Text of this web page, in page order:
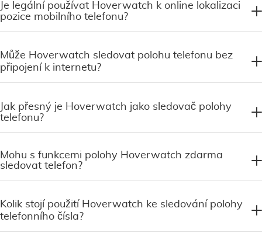
Je legální používat Hoverwatch k online lokalizaci
pozice mobilního telefonu?
Může Hoverwatch sledovat polohu telefonu bez
připojení k internetu?
Jak přesný je Hoverwatch jako sledovač polohy
telefonu?
Mohu s funkcemi polohy Hoverwatch zdarma
sledovat telefon?
Kolik stojí použití Hoverwatch ke sledování polohy
telefonního čísla?